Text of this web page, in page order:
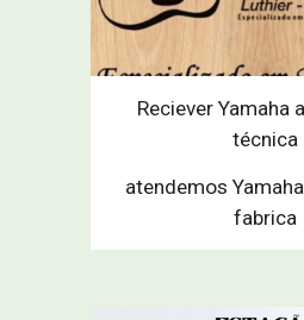
Reciever Yamaha
técnica
atendemos
fabrica